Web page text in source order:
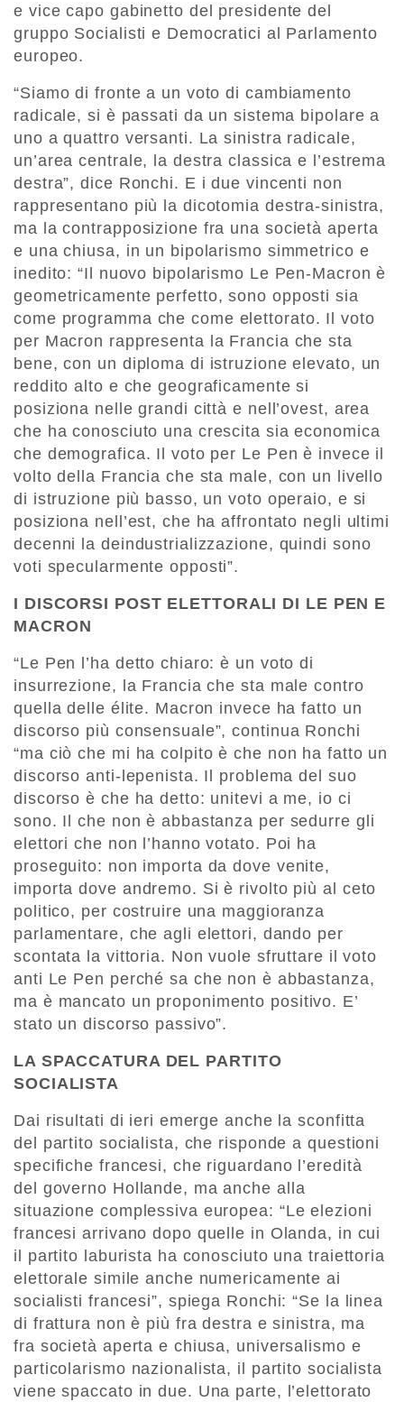
e vice capo gabinetto del presidente del
gruppo Socialisti e Democratici al Parlamento
europeo.
“Siamo di fronte a un voto di cambiamento
radicale, si è passati da un sistema bipolare a
uno a quattro versanti. La sinistra radicale,
un’area centrale, la destra classica e l’estrema
destra”, dice Ronchi. E i due vincenti non
rappresentano più la dicotomia destra-sinistra,
ma la contrapposizione fra una società aperta
e una chiusa, in un bipolarismo simmetrico e
inedito: “Il nuovo bipolarismo Le Pen-Macron è
geometricamente perfetto, sono opposti sia
come programma che come elettorato. Il voto
per Macron rappresenta la Francia che sta
bene, con un diploma di istruzione elevato, un
reddito alto e che geograficamente si
posiziona nelle grandi città e nell’ovest, area
che ha conosciuto una crescita sia economica
che demografica. Il voto per Le Pen è invece il
volto della Francia che sta male, con un livello
di istruzione più basso, un voto operaio, e si
posiziona nell’est, che ha affrontato negli ultimi
decenni la deindustrializzazione, quindi sono
voti specularmente opposti”.
I DISCORSI POST ELETTORALI DI LE PEN E
MACRON
“Le Pen l’ha detto chiaro: è un voto di
insurrezione, la Francia che sta male contro
quella delle élite. Macron invece ha fatto un
discorso più consensuale”, continua Ronchi
“ma ciò che mi ha colpito è che non ha fatto un
discorso anti-lepenista. Il problema del suo
discorso è che ha detto: unitevi a me, io ci
sono. Il che non è abbastanza per sedurre gli
elettori che non l’hanno votato. Poi ha
proseguito: non importa da dove venite,
importa dove andremo. Si è rivolto più al ceto
politico, per costruire una maggioranza
parlamentare, che agli elettori, dando per
scontata la vittoria. Non vuole sfruttare il voto
anti Le Pen perché sa che non è abbastanza,
ma è mancato un proponimento positivo. E’
stato un discorso passivo”.
LA SPACCATURA DEL PARTITO
SOCIALISTA
Dai risultati di ieri emerge anche la sconfitta
del partito socialista, che risponde a questioni
specifiche francesi, che riguardano l’eredità
del governo Hollande, ma anche alla
situazione complessiva europea: “Le elezioni
francesi arrivano dopo quelle in Olanda, in cui
il partito laburista ha conosciuto una traiettoria
elettorale simile anche numericamente ai
socialisti francesi”, spiega Ronchi: “Se la linea
di frattura non è più fra destra e sinistra, ma
fra società aperta e chiusa, universalismo e
particolarismo nazionalista, il partito socialista
viene spaccato in due. Una parte, l’elettorato